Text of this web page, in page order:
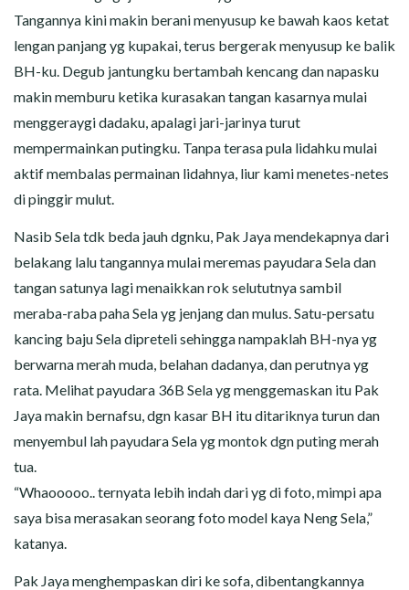
Tangannya kini makin berani menyusup ke bawah kaos ketat
lengan panjang yg kupakai, terus bergerak menyusup ke balik
BH-ku. Degub jantungku bertambah kencang dan napasku
makin memburu ketika kurasakan tangan kasarnya mulai
menggeraygi dadaku, apalagi jari-jarinya turut
mempermainkan putingku. Tanpa terasa pula lidahku mulai
aktif membalas permainan lidahnya, liur kami menetes-netes
di pinggir mulut.
Nasib Sela tdk beda jauh dgnku, Pak Jaya mendekapnya dari
belakang lalu tangannya mulai meremas payudara Sela dan
tangan satunya lagi menaikkan rok selututnya sambil
meraba-raba paha Sela yg jenjang dan mulus. Satu-persatu
kancing baju Sela dipreteli sehingga nampaklah BH-nya yg
berwarna merah muda, belahan dadanya, dan perutnya yg
rata. Melihat payudara 36B Sela yg menggemaskan itu Pak
Jaya makin bernafsu, dgn kasar BH itu ditariknya turun dan
menyembul lah payudara Sela yg montok dgn puting merah
tua.
“Whaooooo.. ternyata lebih indah dari yg di foto, mimpi apa
saya bisa merasakan seorang foto model kaya Neng Sela,”
katanya.
Pak Jaya menghempaskan diri ke sofa, dibentangkannya